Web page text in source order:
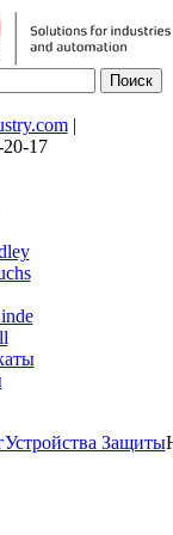
|
17
Устройства Защиты